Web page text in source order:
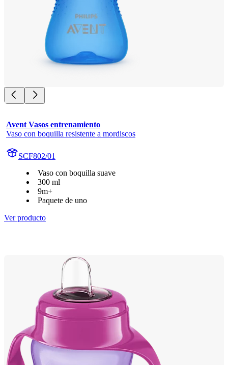
Avent Vasos entrenamiento
Vaso con boquilla resistente a mordiscos
SCF802/01
Vaso con boquilla suave
300 ml
9m+
Paquete de uno
Ver producto